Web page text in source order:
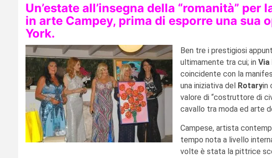
Un’estate all’insegna della “romanità”
in arte Campey, prima di esporre una sua
York.
Ben tre i prestigiosi
ultimamente tra cui; in
coincidente con la
una iniziativa del
Rotaryin
valore di “costruttore di
cavallo tra moda ed arte
Campese, artista
tempo nota a livello
volte è stata la pittrice